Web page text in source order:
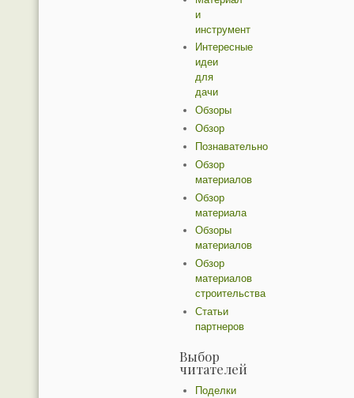
и
инструмент
Интересные
идеи
для
дачи
Обзоры
Обзор
Познавательно
Обзор
материалов
Обзор
материала
Обзоры
материалов
Обзор
материалов
строительства
Статьи
партнеров
Выбор
читателей
Поделки